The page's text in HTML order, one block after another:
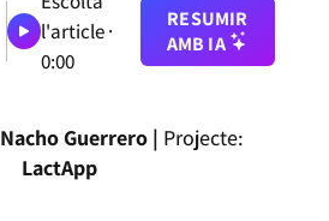
l'article ·
0:00
RESUMIR
AMB IA
Nacho Guerrero | Projecte:
LactApp